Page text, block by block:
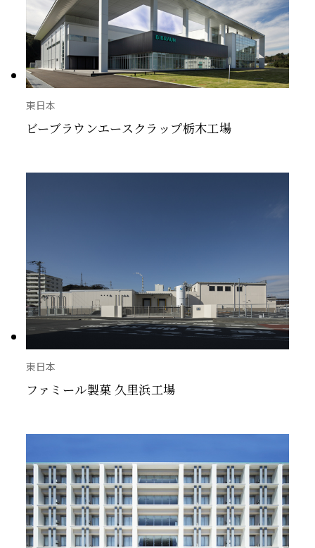
東日本
ビーブラウンエースクラップ栃⽊⼯場
東日本
ファミール製菓 久里浜工場